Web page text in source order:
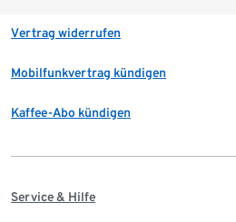
Vertrag widerrufen
Mobilfunkvertrag kündigen
Kaffee-Abo kündigen
Service & Hilfe